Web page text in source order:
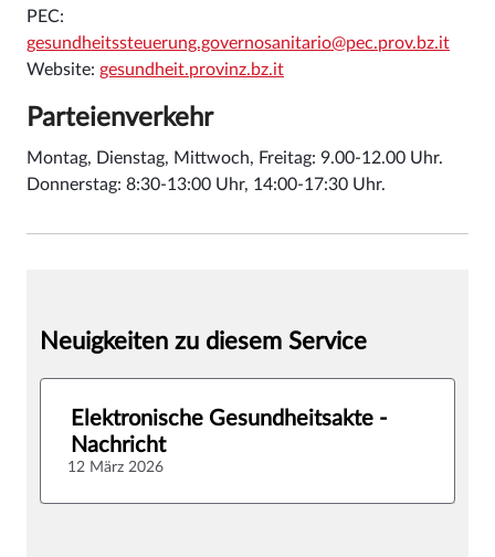
PEC:
gesundheitssteuerung.governosanitario@pec.prov.bz.it
Website: gesundheit.provinz.bz.it
Parteienverkehr
Montag, Dienstag, Mittwoch, Freitag: 9.00-12.00 Uhr.
Donnerstag: 8:30-13:00 Uhr, 14:00-17:30 Uhr.
Neuigkeiten zu diesem Service
Elektronische Gesundheitsakte -
Nachricht
12 März 2026